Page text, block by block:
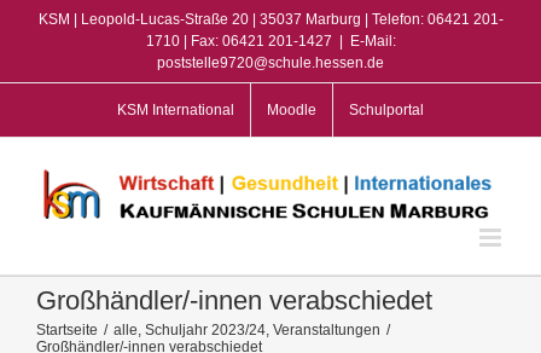
KSM | Leopold-Lucas-Straße 20 | 35037 Marburg | Telefon: 06421 201-
1710 | Fax: 06421 201-1427
E-Mail:
poststelle9720@schule.hessen.de
KSM International Moodle Schulportal
Großhändler/-innen verabschiedet
Startseite / alle, Schuljahr 2023/24, Veranstaltungen /
Großhändler/-innen verabschiedet